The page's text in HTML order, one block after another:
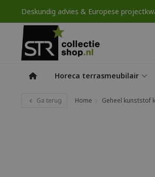
Deskundig advies & Europese
Horeca terrasmeubilair
Ga terug Home Geheel kunststof